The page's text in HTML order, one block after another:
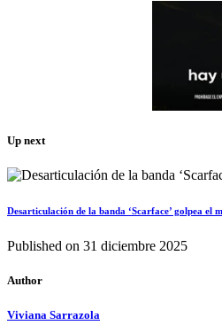
Up next
Desarticulación de la banda ‘Scarface’ golpea el
Published on 31 diciembre 2025
Author
Viviana Sarrazola